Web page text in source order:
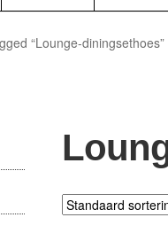
“Lounge-diningsethoes”